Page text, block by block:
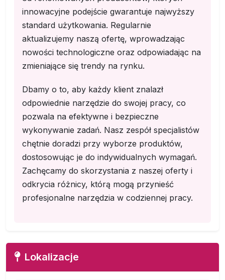
innowacyjne podejście gwarantuje najwyższy
standard użytkowania. Regularnie
aktualizujemy naszą ofertę, wprowadzając
nowości technologiczne oraz odpowiadając na
zmieniające się trendy na rynku.
Dbamy o to, aby każdy klient znalazł
odpowiednie narzędzie do swojej pracy, co
pozwala na efektywne i bezpieczne
wykonywanie zadań. Nasz zespół specjalistów
chętnie doradzi przy wyborze produktów,
dostosowując je do indywidualnych wymagań.
Zachęcamy do skorzystania z naszej oferty i
odkrycia różnicy, którą mogą przynieść
profesjonalne narzędzia w codziennej pracy.
Lokalizacje